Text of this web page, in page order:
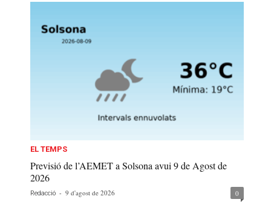
EL TEMPS
Previsió de l’AEMET a Solsona avui 9 de Agost de
2026
Redacció - 9 d'agost de 2026 0